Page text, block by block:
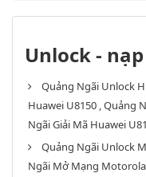
Unlock -
Quảng Ngãi Unlock
Huawei U8150 , Quảng
Ngãi Giải Mã Huawei
Quảng Ngãi Unlock
Ngãi Mở Mạng